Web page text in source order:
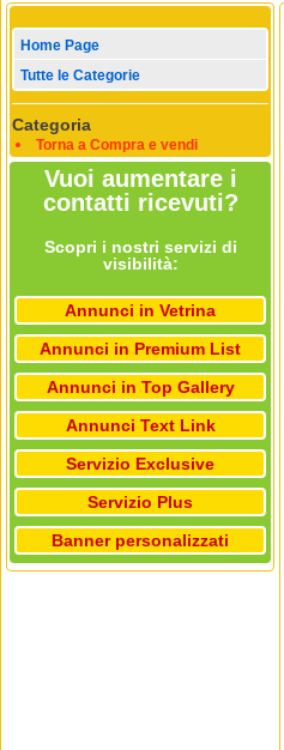
Home Page
Tutte le Categorie
Categoria
Torna a Compra e vendi
Vuoi aumentare i
contatti ricevuti?
Scopri i nostri servizi di
visibilità:
Annunci in Vetrina
Annunci in Premium List
Annunci in Top Gallery
Annunci Text Link
Servizio Exclusive
Servizio Plus
Banner personalizzati